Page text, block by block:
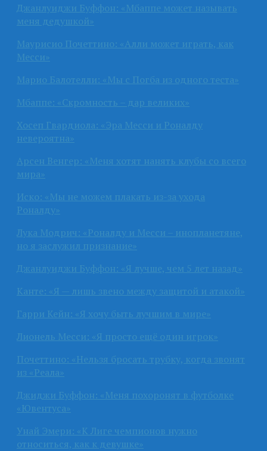
Джанлуиджи Буффон: «Мбаппе может называть
меня дедушкой»
Маурисио Почеттино: «Алли может играть, как
Месси»
Марио Балотелли: «Мы с Погба из одного теста»
Мбаппе: «Скромность – дар великих»
Хосеп Гвардиола: «Эра Месси и Роналду
невероятна»
Арсен Венгер: «Меня хотят нанять клубы со всего
мира»
Иско: «Мы не можем плакать из-за ухода
Роналду»
Лука Модрич: «Роналду и Месси – инопланетяне,
но я заслужил признание»
Джанлуиджи Буффон: «Я лучше, чем 5 лет назад»
Канте: «Я — лишь звено между защитой и атакой»
Гарри Кейн: «Я хочу быть лучшим в мире»
Лионель Месси: «Я просто ещё один игрок»
Почеттино: «Нельзя бросать трубку, когда звонят
из «Реала»
Джиджи Буффон: «Меня похоронят в футболке
«Ювентуса»
Унай Эмери: «К Лиге чемпионов нужно
относиться, как к девушке»